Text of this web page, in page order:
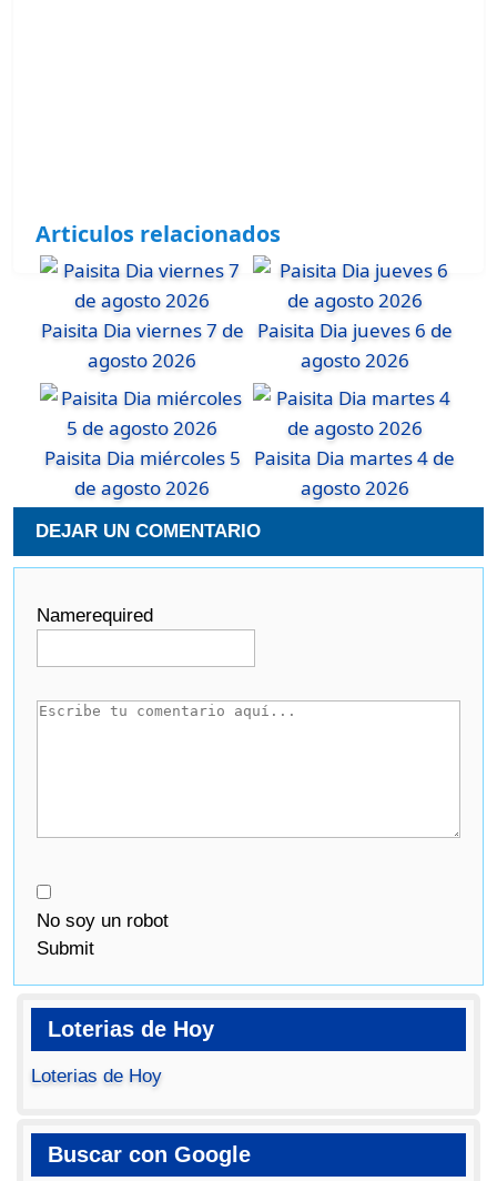
Articulos relacionados
Paisita Dia viernes 7 de
agosto 2026
Paisita Dia jueves 6 de
agosto 2026
Paisita Dia miércoles 5
de agosto 2026
Paisita Dia martes 4 de
agosto 2026
DEJAR UN COMENTARIO
Namerequired
No soy un robot
Submit
Loterias de Hoy
Loterias de Hoy
Buscar con Google